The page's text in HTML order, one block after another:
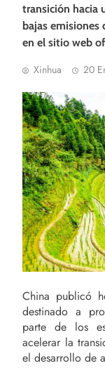
transición hacia
bajas emisiones
en el sitio web
Xinhua 20
China publicó
destinado a
parte de los
acelerar la
el desarrollo de